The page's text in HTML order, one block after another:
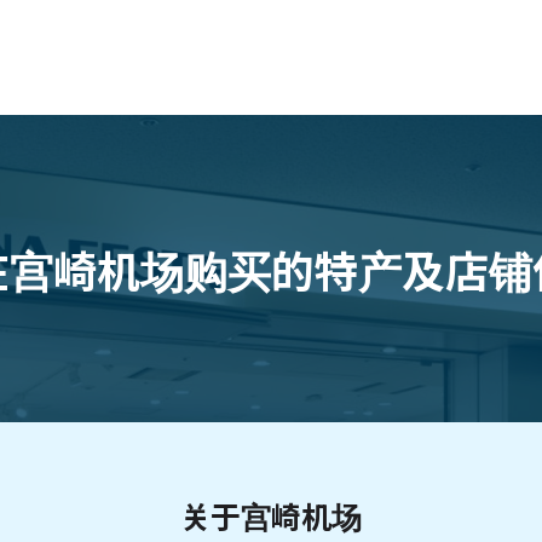
崎机场购买的特产及店
关于宫崎机场